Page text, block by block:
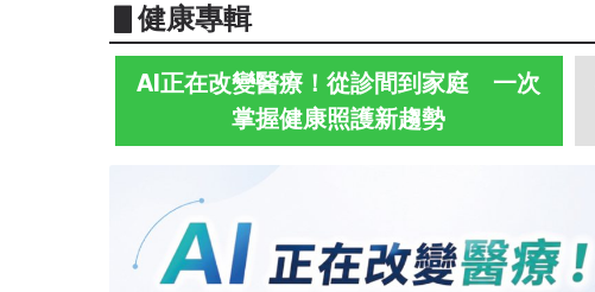
▋健康專輯
AI正在改變醫療！從診間到家庭 一次
掌握健康照護新趨勢